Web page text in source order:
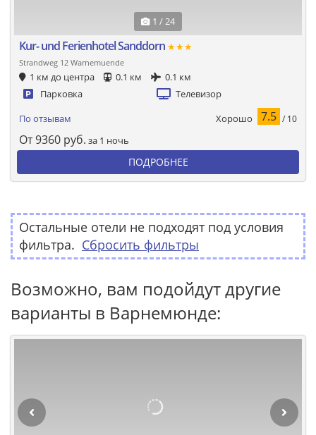
1 / 24
Kur- und Ferienhotel Sanddorn ★★★
Strandweg 12 Warnemuende
1 км до центра 0.1 км
0.1 км
Парковка
Телевизор
По отзывам Хорошо 7.5 / 10
От9360 руб. за 1 ночь
ПОДРОБНЕЕ
Остальные отели не подходят под условия
фильтра. Сбросить фильтры
Возможно, вам подойдут другие
варианты в Варнемюнде: